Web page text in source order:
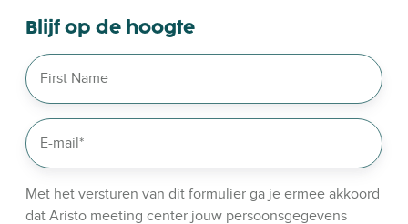
r
i
n
e
d
i
Blijf op de hoogte
Met het versturen van dit formulier ga je ermee akkoord
dat Aristo meeting center jouw persoonsgegevens